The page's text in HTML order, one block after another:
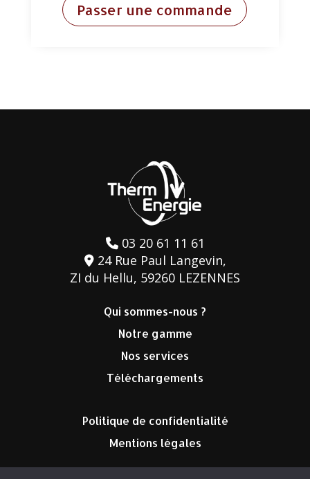
Passer une commande
03 20 61 11 61
24 Rue Paul Langevin,
ZI du Hellu, 59260 LEZENNES
Qui sommes-nous ?
Notre gamme
Nos services
Téléchargements
Politique de confidentialité
Mentions légales